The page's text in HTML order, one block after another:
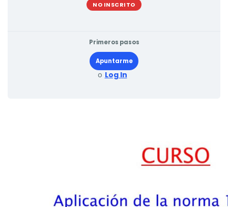
NO INSCRITO
Primeros pasos
Apuntarme
o Log In